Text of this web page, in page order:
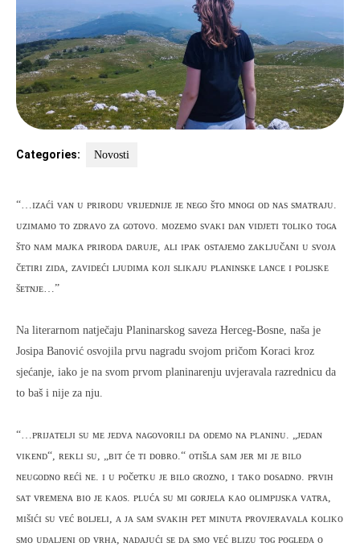
Categories: Novosti
“…ɪᴢᴀći ᴠᴀɴ ᴜ ᴘʀɪʀᴏᴅᴜ ᴠʀɪᴊᴇᴅɴɪᴊᴇ ᴊᴇ ɴᴇɢᴏ šᴛᴏ ᴍɴᴏɢɪ ᴏᴅ ɴᴀs sᴍᴀᴛʀᴀᴊᴜ.
ᴜᴢɪᴍᴀᴍᴏ ᴛᴏ ᴢᴅʀᴀᴠᴏ ᴢᴀ ɢᴏᴛᴏᴠᴏ. ᴍᴏᴢᴇᴍᴏ sᴠᴀᴋɪ ᴅᴀɴ ᴠɪᴅᴊᴇᴛɪ ᴛᴏʟɪᴋᴏ ᴛᴏɢᴀ
šᴛᴏ ɴᴀᴍ ᴍᴀᴊᴋᴀ ᴘʀɪʀᴏᴅᴀ ᴅᴀʀᴜᴊᴇ, ᴀʟɪ ɪᴘᴀᴋ ᴏsᴛᴀᴊᴇᴍᴏ ᴢᴀᴋʟᴊᴜčᴀɴɪ ᴜ sᴠᴏᴊᴀ
čᴇᴛɪʀɪ ᴢɪᴅᴀ, ᴢᴀᴠɪᴅᴇćɪ ʟᴊᴜᴅɪᴍᴀ ᴋᴏᴊɪ sʟɪᴋᴀᴊᴜ ᴘʟᴀɴɪɴsᴋᴇ ʟᴀɴᴄᴇ ɪ ᴘᴏʟᴊsᴋᴇ
šᴇᴛɴᴊᴇ…”
Na literarnom natječaju Planinarskog saveza Herceg-Bosne, naša je
Josipa Banović osvojila prvu nagradu svojom pričom Koraci kroz
sjećanje, iako je na svom prvom planinarenju uvjeravala razrednicu da
to baš i nije za nju.
“…ᴘʀɪᴊᴀᴛᴇʟᴊɪ sᴜ ᴍᴇ ᴊᴇᴅᴠᴀ ɴᴀɢᴏᴠᴏʀɪʟɪ ᴅᴀ ᴏᴅᴇᴍᴏ ɴᴀ ᴘʟᴀɴɪɴᴜ. „ᴊᴇᴅᴀɴ
ᴠɪᴋᴇɴᴅ“, ʀᴇᴋʟɪ sᴜ, „ʙɪᴛ će ᴛɪ ᴅᴏʙʀᴏ.“ ᴏᴛɪšʟᴀ sᴀᴍ ᴊᴇʀ ᴍɪ ᴊᴇ ʙɪʟᴏ
ɴᴇᴜɢᴏᴅɴᴏ ʀᴇći ɴᴇ. ɪ ᴜ ᴘᴏčeᴛᴋᴜ ᴊᴇ ʙɪʟᴏ ɢʀᴏᴢɴᴏ, ɪ ᴛᴀᴋᴏ ᴅᴏsᴀᴅɴᴏ. ᴘʀᴠɪʜ
sᴀᴛ ᴠʀᴇᴍᴇɴᴀ ʙɪᴏ ᴊᴇ ᴋᴀᴏs. ᴘʟᴜćᴀ sᴜ ᴍɪ ɢᴏʀᴊᴇʟᴀ ᴋᴀᴏ ᴏʟɪᴍᴘɪᴊsᴋᴀ ᴠᴀᴛʀᴀ,
ᴍɪšɪćɪ sᴜ ᴠᴇć ʙᴏʟᴊᴇʟɪ, ᴀ ᴊᴀ sᴀᴍ sᴠᴀᴋɪʜ ᴘᴇᴛ ᴍɪɴᴜᴛᴀ ᴘʀᴏᴠᴊᴇʀᴀᴠᴀʟᴀ ᴋᴏʟɪᴋᴏ
sᴍᴏ ᴜᴅᴀʟᴊᴇɴɪ ᴏᴅ ᴠʀʜᴀ, ɴᴀᴅᴀᴊᴜćɪ sᴇ ᴅᴀ sᴍᴏ ᴠᴇć ʙʟɪᴢᴜ ᴛᴏɢ ᴘᴏɢʟᴇᴅᴀ ᴏ